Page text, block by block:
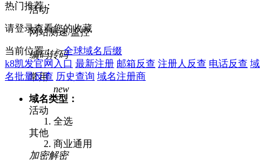
活动
网站测速/监控
编码转码
常用
new
活动
其他
加密解密
热门推荐：
请登录查看您的收藏
当前位置： >全球域名后缀
k8凯发官网入口 最新注册 邮箱反查 注册人反查 电话反查 域
名批量反查 历史查询 域名注册商
域名类型：
全选
商业通用